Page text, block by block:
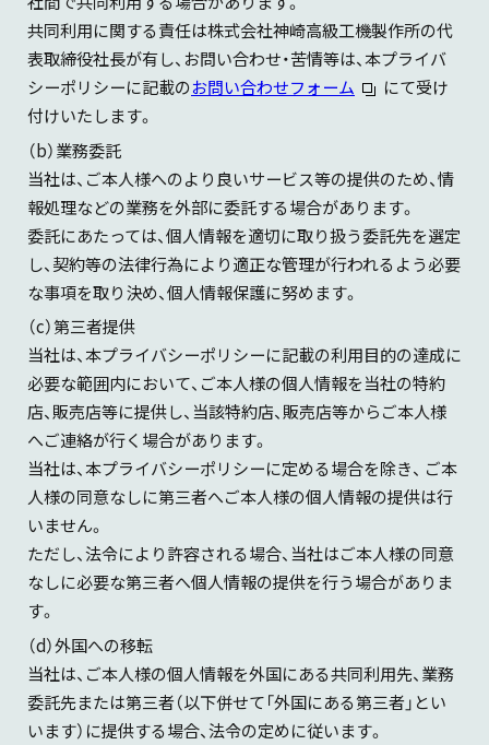
共同利用に関する責任は株式会社神崎高級工機製作所の代
表取締役社長が有し、お問い合わせ・苦情等は、本プライバ
シーポリシーに記載のお問い合わせフォーム
にて受け
付けいたします。
（b）業務委託
当社は、ご本人様へのより良いサービス等の提供のため、情
報処理などの業務を外部に委託する場合があります。
委託にあたっては、個人情報を適切に取り扱う委託先を選定
し、契約等の法律行為により適正な管理が行われるよう必要
な事項を取り決め、個人情報保護に努めます。
（c）第三者提供
当社は、本プライバシーポリシーに記載の利用目的の達成に
必要な範囲内において、ご本人様の個人情報を当社の特約
店、販売店等に提供し、当該特約店、販売店等からご本人様
へご連絡が行く場合があります。
当社は、本プライバシーポリシーに定める場合を除き、 ご本
人様の同意なしに第三者へご本人様の個人情報の提供は行
いません。
ただし、法令により許容される場合、当社はご本人様の同意
なしに必要な第三者へ個人情報の提供を行う場合がありま
す。
（d）外国への移転
当社は、ご本人様の個人情報を外国にある共同利用先、業務
委託先または第三者（以下併せて「外国にある第三者」とい
います）に提供する場合、法令の定めに従います。